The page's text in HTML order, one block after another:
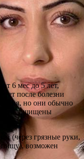
6 мес до 5 лет,
после болезни
но они обычно
защищены
(через грязные руки,
пищу), возможен